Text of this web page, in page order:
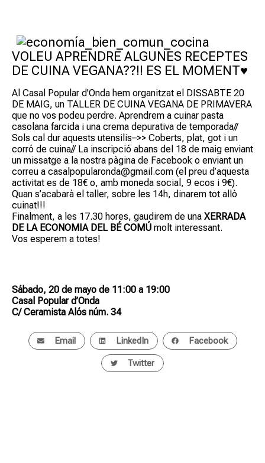
VOLEU APRENDRE ALGUNES RECEPTES
DE CUINA VEGANA??!! ES EL MOMENT♥
Al Casal Popular d’Onda hem organitzat el DISSABTE 20
DE MAIG, un TALLER DE CUINA VEGANA DE PRIMAVERA
que no vos podeu perdre. Aprendrem a cuinar pasta
casolana farcida i una crema depurativa de temporada//
Sols cal dur aquests utensilis–>> Coberts, plat, got i un
corró de cuina//La inscripció abans del 18 de maig enviant
un missatge a la nostra pàgina de Facebook o enviant un
correu a casalpopularonda@gmail.com (el preu d’aquesta
activitat es de 18€ o, amb moneda social, 9 ecos i 9€).
Quan s’acabarà el taller, sobre les 14h, dinarem tot allò
cuinat!!!
Finalment, a les 17.30 hores, gaudirem de una XERRADA
DE LA ECONOMIA DEL BÉ COMÚ molt interessant.
Vos esperem a totes!
Sábado, 20 de mayo de 11:00 a 19:00
Casal Popular d’Onda
C/ Ceramista Alós núm. 34
Email LinkedIn Facebook
Twitter